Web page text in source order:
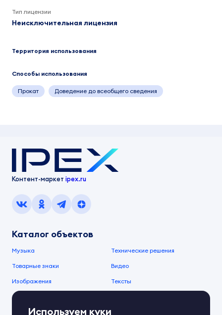
Тип лицензии
Неисключительная лицензия
Территория использования
Способы использования
Прокат Доведение до всеобщего сведения
Контент-маркет ipex.ru
Каталог объектов
Музыка Технические решения
Товарные знаки Видео
Изображения Тексты
О компании
О сервисеИспользуем куки